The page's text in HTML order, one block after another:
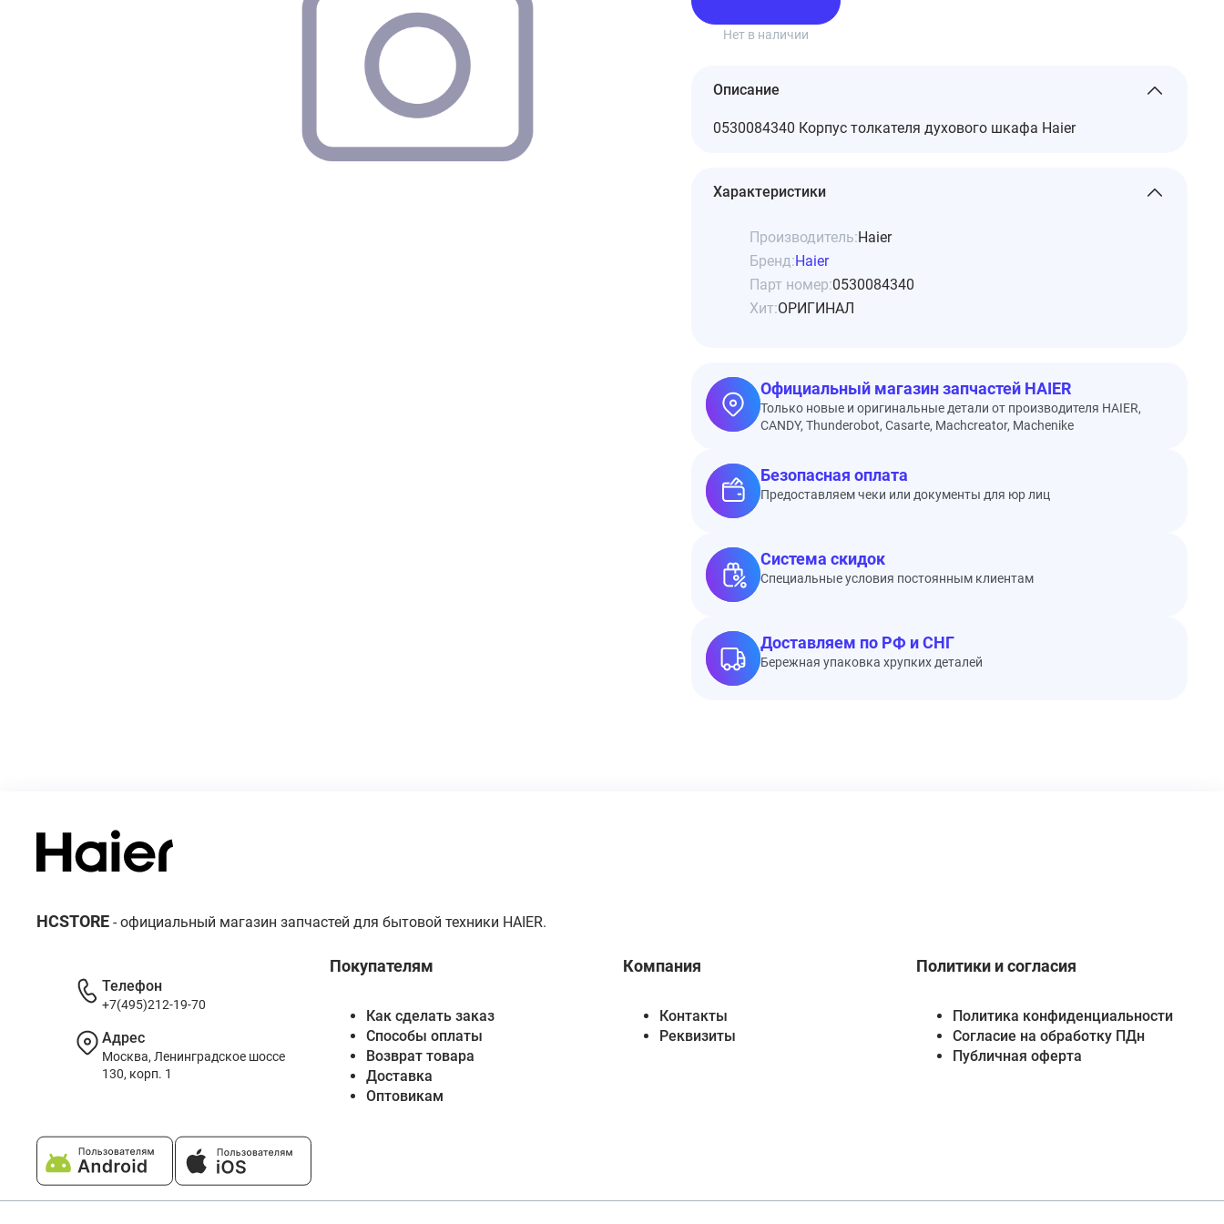
Нет в наличии
Описание
0530084340 Корпус толкателя духового шкафа Haier
Характеристики
Производитель:Haier
Бренд:Haier
Парт номер:0530084340
Хит:ОРИГИНАЛ
Официальный магазин запчастей HAIER
Только новые и оригинальные детали от производителя HAIER,
CANDY, Thunderobot, Casarte, Machcreator, Machenike
Безопасная оплата
Предоставляем чеки или документы для юр лиц
Система скидок
Специальные условия постоянным клиентам
Доставляем по РФ и СНГ
Бережная упаковка хрупких деталей
HCSTORE - официальный магазин запчастей для бытовой техники HAIER.
Покупателям
Как сделать заказ
Способы оплаты
Возврат товара
Доставка
Оптовикам
Компания
Контакты
Реквизиты
Политики и согласия
Политика конфиденциальности
Согласие на обработку ПДн
Публичная оферта
Телефон
+7(495)212-19-70
Адрес
Москва, Ленинградское шоссе
130, корп. 1